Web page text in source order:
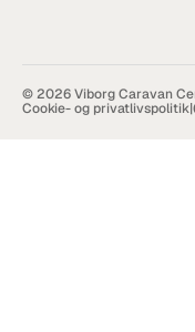
© 2026 Viborg Caravan
Cookie- og privatlivspolitik|